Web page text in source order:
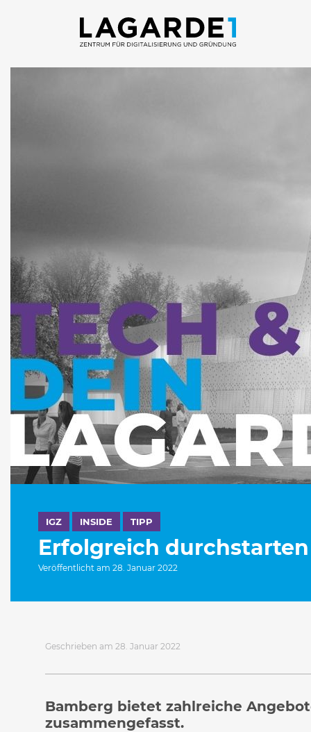
IGZ INSIDE TIPP
Erfolgreich
Veröffentlicht am 28. Januar 2022
Geschrieben am 28. Januar 2022
Bamberg bietet zahlreiche
zusammengefasst.